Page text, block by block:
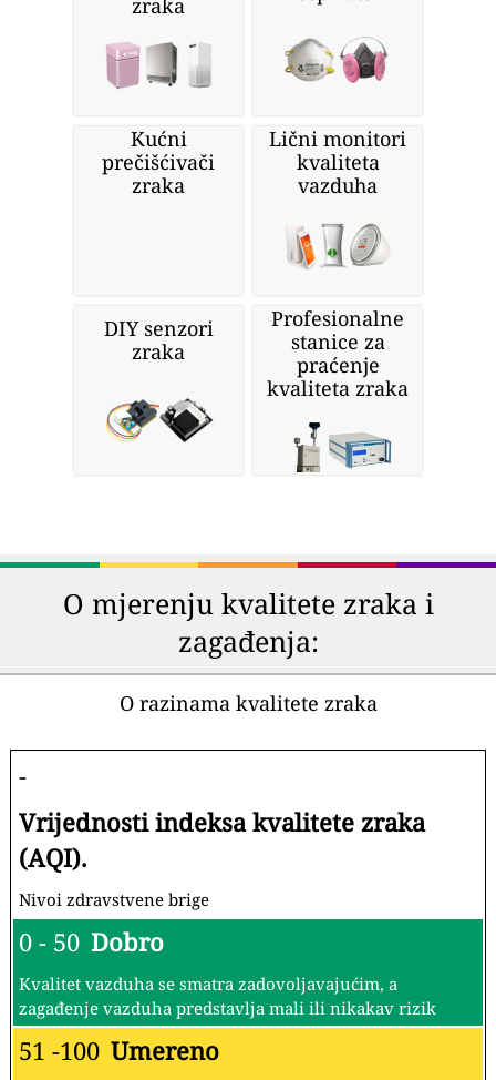
zraka
Kućni
prečišćivači
zraka
Lični monitori
kvaliteta
vazduha
DIY senzori
zraka
Profesionalne
stanice za
praćenje
kvaliteta zraka
O mjerenju kvalitete zraka i
zagađenja:
O razinama kvalitete zraka
-
Vrijednosti indeksa kvalitete zraka
(AQI).
Nivoi zdravstvene brige
0 - 50 Dobro
Kvalitet vazduha se smatra zadovoljavajućim, a
zagađenje vazduha predstavlja mali ili nikakav rizik
51 -100 Umereno